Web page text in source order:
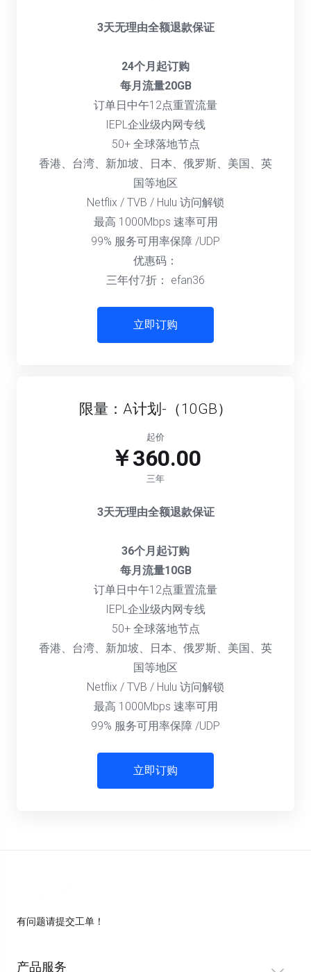
3天无理由全额退款保证
24个月起订购
每月流量20GB
订单日中午12点重置流量
IEPL企业级内网专线
50+ 全球落地节点
香港、台湾、新加坡、日本、俄罗斯、美国、英
国等地区
Netflix / TVB / Hulu 访问解锁
最高 1000Mbps 速率可用
99% 服务可用率保障 /UDP
优惠码：
三年付7折： efan36
立即订购
限量：A计划-（10GB）
起价
￥360.00
三年
3天无理由全额退款保证
36个月起订购
每月流量10GB
订单日中午12点重置流量
IEPL企业级内网专线
50+ 全球落地节点
香港、台湾、新加坡、日本、俄罗斯、美国、英
国等地区
Netflix / TVB / Hulu 访问解锁
最高 1000Mbps 速率可用
99% 服务可用率保障 /UDP
立即订购
有问题请提交工单！
产品服务